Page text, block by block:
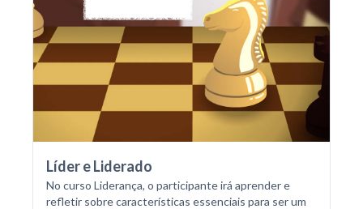
Líder e Liderado
No curso Liderança, o participante irá aprender e
refletir sobre características essenciais para ser um